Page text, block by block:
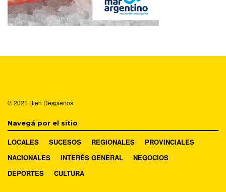
© 2021 Bien Despiertos
Navegá por el sitio
LOCALES SUCESOS REGIONALES
PROVINCIALES
NACIONALES
INTERÉS GENERAL
NEGOCIOS
DEPORTES
CULTURA